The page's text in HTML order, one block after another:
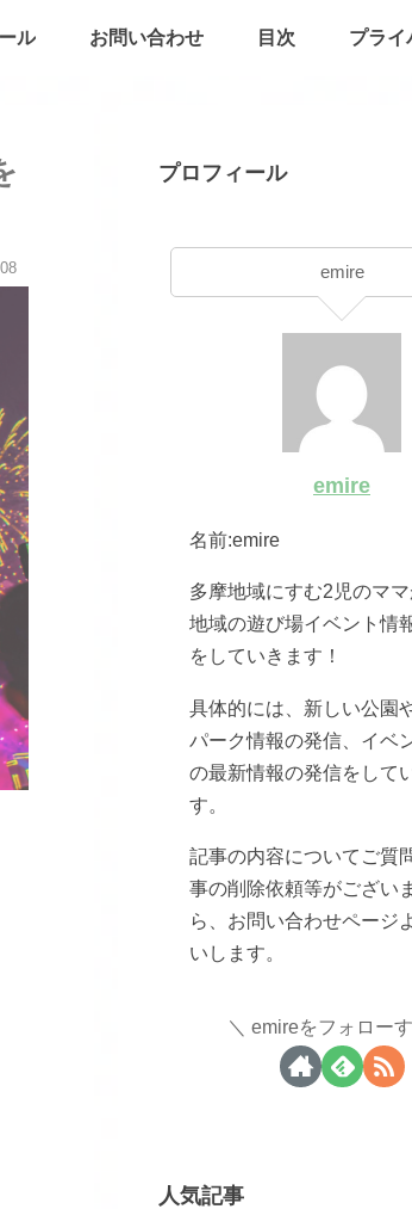
ル お問い合わせ 目次 プライ
プロフィール
emire
emire
名前:emire
多摩地域にすむ2児のマ
地域の遊び場イベント情
をしていきます！
具体的には、新しい公園
パーク情報の発信、イベ
の最新情報の発信をして
す。
記事の内容についてご質
事の削除依頼等がござい
ら、お問い合わせページ
いします。
emireをフォロー
人気記事